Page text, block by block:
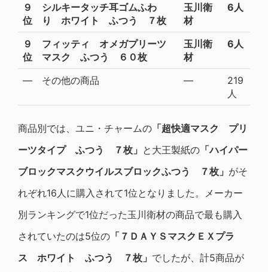
９
位
シルキータッチ耳ゴムふわ
り ホワイト ふつう ７枚
玉川衛
材
6人
９
位
フィッティ オメガプリーツ
マスク ふつう ６０枚
玉川衛
材
6人
― その他の商品 ―
219
人
商品別では、ユニ・チャームの 「超快適マスク プリ
ーツタイプ ふつう ７枚」 と大王製紙の 「ハイパー
ブロックマスクウイルスブロックふつう ７枚」 がそ
れぞれ16人に購入されて1位となりました。メーカー
別ランキングで1位だった玉川衛材の商品で最も購入
されていたのは5位の 「７ＤＡＹＳマスクＥＸプラ
ス ホワイト ふつう ７枚」 でしたが、計5商品が